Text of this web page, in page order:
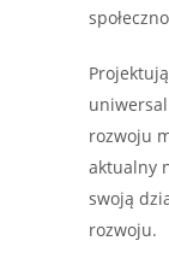
rozwoju
aktualny
swoją
rozwoju.